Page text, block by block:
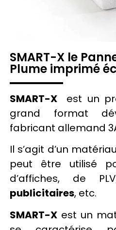
SMART-X le
Plume imprimé
SMART-X
est un
grand format
fabricant allemand
Il s’agit d’un
peut être utilisé
d’affiches, de
publicitaires, etc.
SMART-X est un